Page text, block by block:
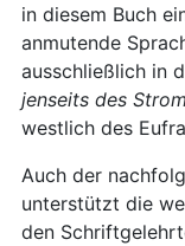
in diesem Buch
anmutende
ausschließlich in
jenseits des
westlich des
Auch der
unterstützt die
den